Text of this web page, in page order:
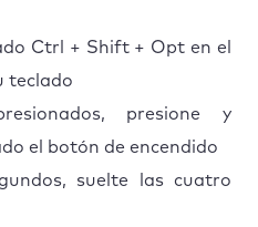
Ctrl + Shift + Opt en el
teclado
presione y
el botón de encendido
suelte las cuatro